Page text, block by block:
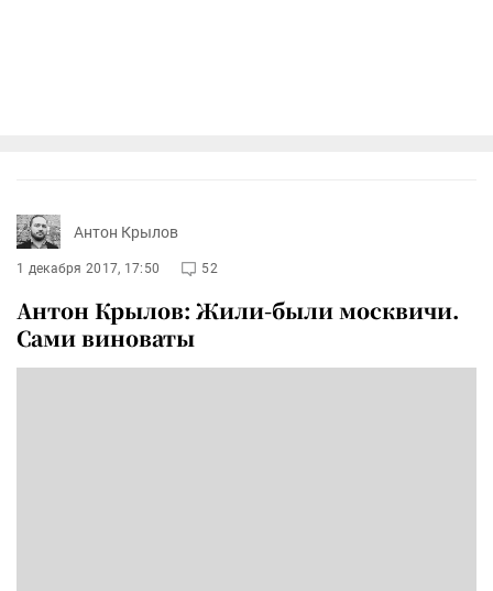
Антон Крылов
1 декабря 2017, 17:50 52
Антон Крылов: Жили-были москвичи.
Сами виноваты